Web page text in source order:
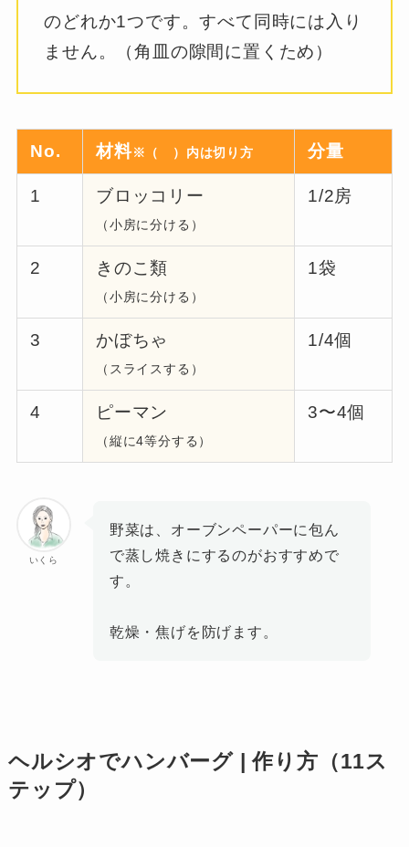
のどれか1つです。すべて同時には入り
ません。（角皿の隙間に置くため）
No. 材料※（ ）内は切り方 分量
1 ブロッコリー
（小房に分ける）
1/2房
2 きのこ類
（小房に分ける）
1袋
3 かぼちゃ
（スライスする）
1/4個
4 ピーマン
（縦に4等分する）
3〜4個
いくら
野菜は、オーブンペーパーに包ん
で蒸し焼きにするのがおすすめで
す。
乾燥・焦げを防げます。
ヘルシオでハンバーグ | 作り方（11ス
テップ）